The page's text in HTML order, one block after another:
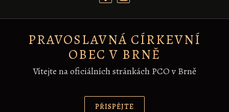
PRAVOSLAVNÁ CÍRKEVNÍ
OBEC V BRNĚ
Vítejte na oficiálních stránkách PCO v Brně
PŘISPĚJTE